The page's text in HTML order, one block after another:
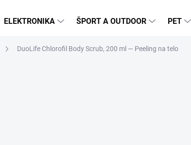
ELEKTRONIKA ŠPORT A OUTDOOR PET
DuoLife Chlorofil Body Scrub, 200 ml — Peeling na telo